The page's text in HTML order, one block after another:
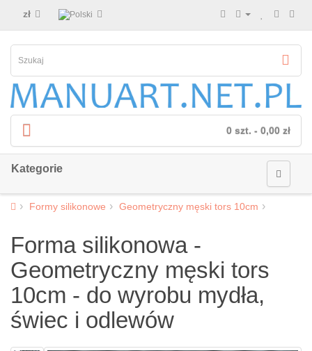
zł
0 szt. - 0,00 zł
Kategorie
Formy silikonowe Geometryczny męski tors 10cm
Forma silikonowa -
Geometryczny męski tors
10cm - do wyrobu mydła,
świec i odlewów